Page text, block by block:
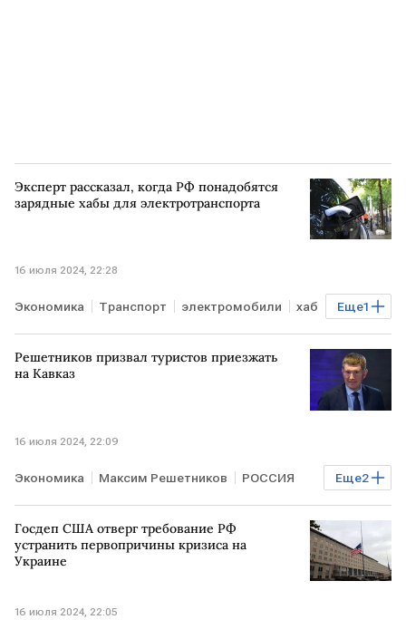
Эксперт рассказал, когда РФ понадобятся
зарядные хабы для электротранспорта
16 июля 2024, 22:28
Еще1
Экономика Транспорт электромобили хаб
зарядка
Решетников призвал туристов приезжать
на Кавказ
16 июля 2024, 22:09
Еще2
Экономика Максим Решетников РОССИЯ
КАВКАЗ Туризм
Госдеп США отверг требование РФ
устранить первопричины кризиса на
Украине
16 июля 2024, 22:05